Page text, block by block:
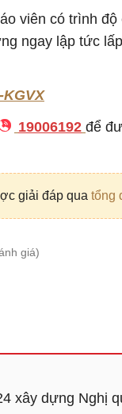
viên có trình
ngay lập tức
KGVX
19006192 để
giải đáp qua tổng
giá)
xây dựng Nghị